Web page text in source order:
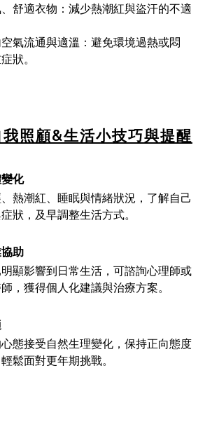
舒適衣物：減少熱潮紅與盜汗的不適
氣流通與適溫：避免環境過熱或悶
狀。
照顧&生活小技巧與提醒
化
熱潮紅、睡眠與情緒狀況，了解自己
狀，及早調整生活方式。
助
顯影響到日常生活，可諮詢心理師或
，獲得個人化建議與治療方案。
心態接受自然生理變化，保持正向態度
鬆面對更年期挑戰。